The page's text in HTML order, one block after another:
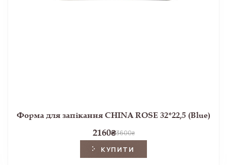
Форма для запікання CHINA ROSE 32*22,5 (Blue)
2160₴3600₴
КУПИТИ